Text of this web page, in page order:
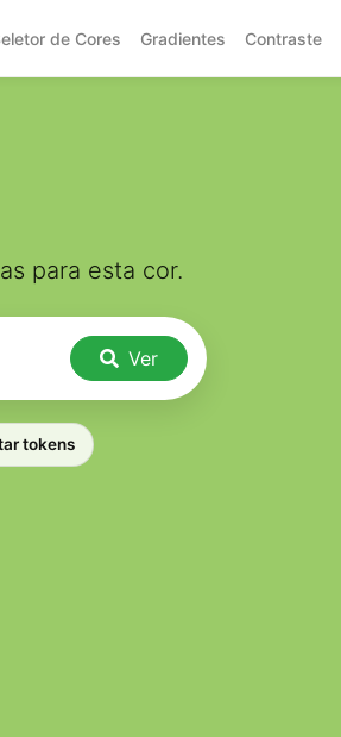
de Cores Gradientes Contraste
para esta cor.
Ver
tokens